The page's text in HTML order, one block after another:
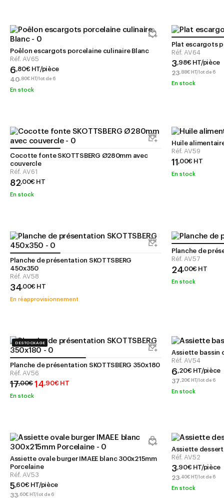
Poêlon escargots porcelaine culinaire Blanc
Réf. AV65
6,80€ HT/pièce
40, 80€ HT/lot de 6
En stock
Plat escargots
Réf. AV64
3,98€ HT/pièce
23, 88€ HT/lot de 6
En stock
Cocotte fonte SKOTTSBERG Ø280mm avec
couvercle
Réf. AV61
82,00€ HT
En stock
Huile
Réf. AV59
11,00€ HT
En stock
Planche de présentation SKOTTSBERG
450x350
Réf. AV58
34,00€ HT
En réapprovisionnement
Planche de
Réf. AV57
24,00€ HT
En stock
DESTOCKAGE
Planche de présentation SKOTTSBERG 350x180
Réf. AV56
17,00€ 14,90€ HT
En stock
Assiette bassin
Réf. AV54
6,20€ HT/pièce
37,20€ HT/lot de 6
En stock
Assiette ovale burger IMAEE blanc 300x215mm
Porcelaine
Réf. AV53
5,60€ HT/pièce
33, 60€ HT/lot de 6
Assiette dessert
Réf. AV52
3,90€ HT/pièce
23, 40€ HT/lot de 6
En stock